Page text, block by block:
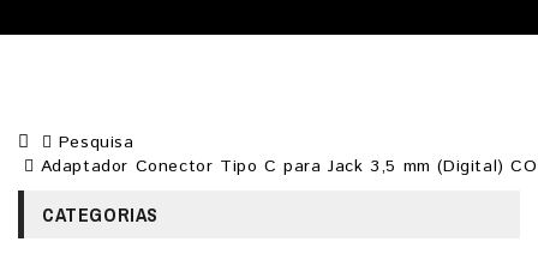
Pesquisa
Adaptador Conector Tipo C para Jack 3,5 mm (Digital)
CATEGORIAS